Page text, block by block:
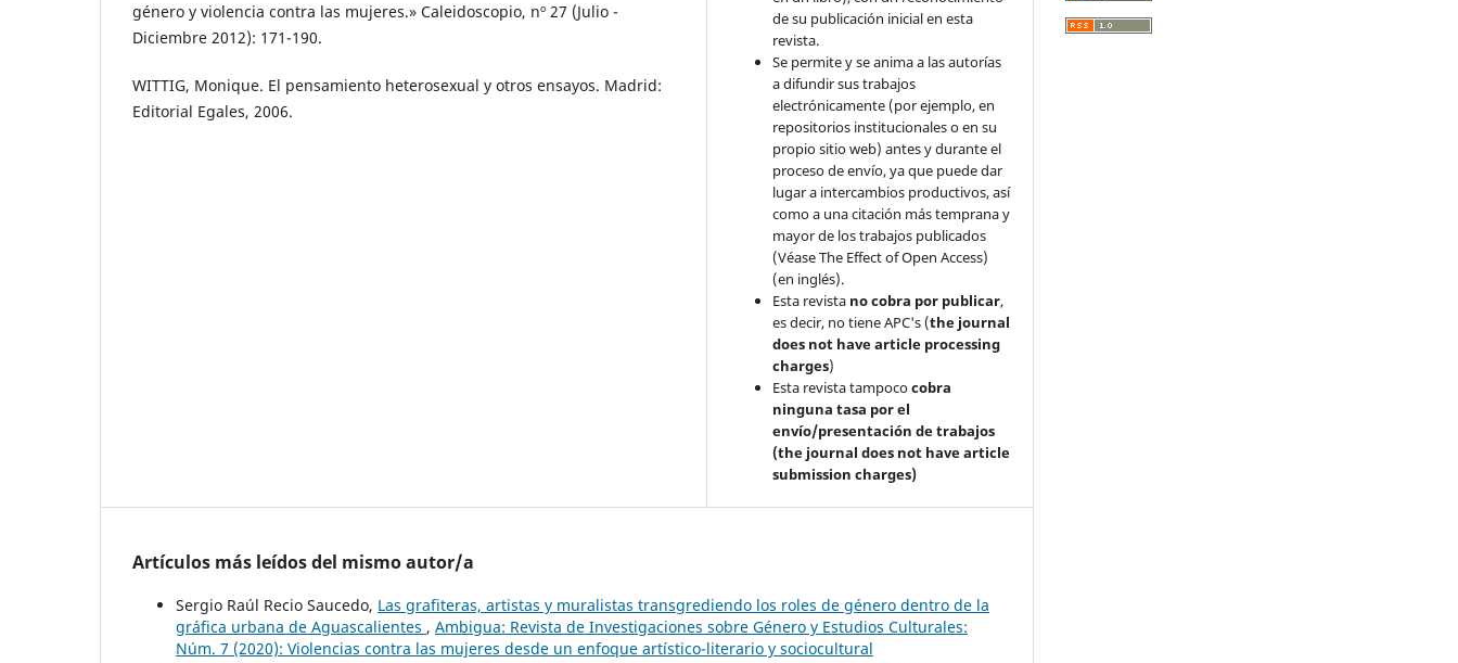
género y violencia contra las mujeres.» Caleidoscopio, nº 27 (Julio -
Diciembre 2012): 171-190.
WITTIG, Monique. El pensamiento heterosexual y otros ensayos. Madrid:
Editorial Egales, 2006.
de su publicación inicial en esta
revista.
Se permite y se anima a las autorías
a difundir sus trabajos
electrónicamente (por ejemplo, en
repositorios institucionales o en su
propio sitio web) antes y durante el
proceso de envío, ya que puede dar
lugar a intercambios productivos, así
como a una citación más temprana y
mayor de los trabajos publicados
(Véase The Effect of Open Access)
(en inglés).
Esta revista no cobra por publicar,
es decir, no tiene APC's (the journal
does not have article processing
charges)
Esta revista tampococobra
ninguna tasa por el
envío/presentación de trabajos
(the journal does not have article
submission charges)
Artículos más leídos del mismo autor/a
Sergio Raúl Recio Saucedo, Las grafiteras, artistas y muralistas transgrediendo los roles de género dentro de la
gráfica urbana de Aguascalientes , Ambigua: Revista de Investigaciones sobre Género y Estudios Culturales:
Núm. 7 (2020): Violencias contra las mujeres desde un enfoque artístico-literario y sociocultural